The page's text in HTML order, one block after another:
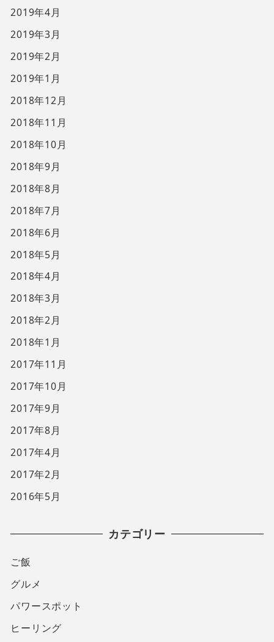
2019年4月
2019年3月
2019年2月
2019年1月
2018年12月
2018年11月
2018年10月
2018年9月
2018年8月
2018年7月
2018年6月
2018年5月
2018年4月
2018年3月
2018年2月
2018年1月
2017年11月
2017年10月
2017年9月
2017年8月
2017年4月
2017年2月
2016年5月
カテゴリー
ご飯
グルメ
パワースポット
ヒーリング